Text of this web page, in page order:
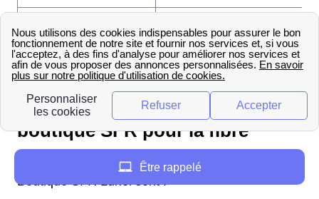
Samedi 09:00 - 19:30
Dimanche
Profiter des conseils en
boutique SFR pour la fibre
Les services relatifs à la fibre optique dans la
Boutique SFR Lunel sont :
Être rappelé